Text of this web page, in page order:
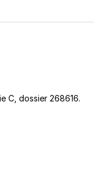
C, dossier 268616.